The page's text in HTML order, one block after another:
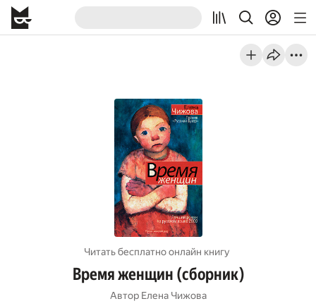
Читать бесплатно онлайн книгу
Время женщин (сборник)
Автор Елена Чижова